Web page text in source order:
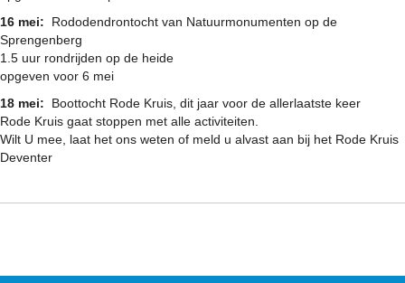
16 mei: Rododendrontocht van Natuurmonumenten op de
Sprengenberg
1.5 uur rondrijden op de heide
opgeven voor 6 mei
18 mei:
Boottocht Rode Kruis, dit jaar voor de allerlaatste keer
Rode Kruis gaat stoppen met alle activiteiten.
Wilt U mee, laat het ons weten of meld u alvast aan bij het Rode Kruis
Deventer